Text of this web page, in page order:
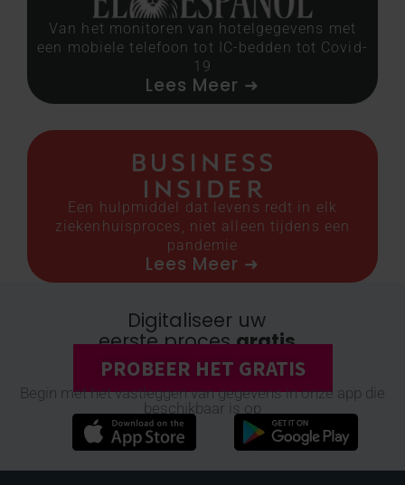
Van het monitoren van hotelgegevens met
een mobiele telefoon tot IC-bedden tot Covid-
19
Lees Meer ➜
Een hulpmiddel dat levens redt in elk
ziekenhuisproces, niet alleen tijdens een
pandemie
Lees Meer ➜
Digitaliseer uw
eerste procesgratis
PROBEER HET GRATIS
Begin met het vastleggen van gegevens in onze app die
beschikbaar is op